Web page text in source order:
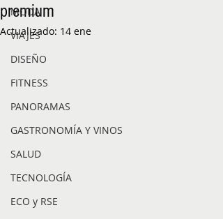
MODA
VIAJES
DISEÑO
FITNESS
PANORAMAS
GASTRONOMÍA Y VINOS
SALUD
TECNOLOGÍA
ECO y RSE
premium
Actualizado: 14 ene